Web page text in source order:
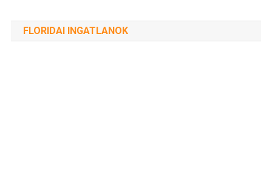
FLORIDAI INGATLANOK